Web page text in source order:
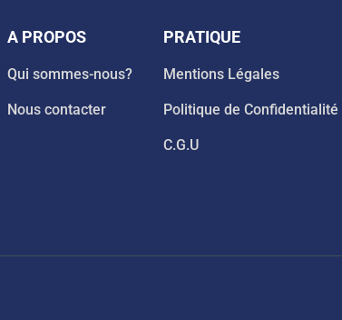
A PROPOS
Qui sommes-nous?
Nous contacter
PRATIQUE
Mentions Légales
Politique de Confidentialité
C.G.U